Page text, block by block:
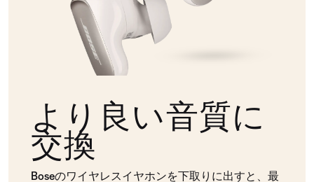
より良い音質に
交換
Boseのワイヤレスイヤホンを下取りに出すと、最